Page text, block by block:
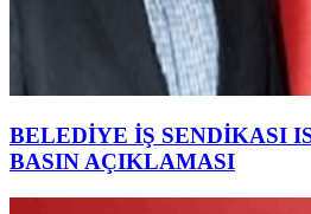
BELEDİYE İŞ SENDİKASI
BASIN AÇIKLAMASI